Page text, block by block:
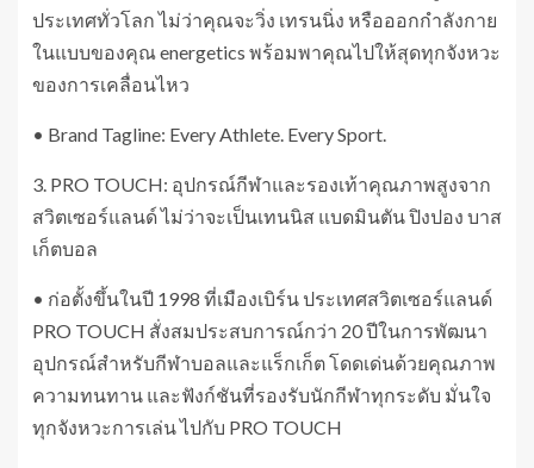
ประเทศทั่วโลก ไม่ว่าคุณจะวิ่ง เทรนนิ่ง หรือออกกำลังกาย
ในแบบของคุณ energetics พร้อมพาคุณไปให้สุดทุกจังหวะ
ของการเคลื่อนไหว
• Brand Tagline: Every Athlete. Every Sport.
3. PRO TOUCH: อุปกรณ์กีฬาและรองเท้าคุณภาพสูงจาก
สวิตเซอร์แลนด์ ไม่ว่าจะเป็นเทนนิส แบดมินตัน ปิงปอง บาส
เก็ตบอล
• ก่อตั้งขึ้นในปี 1998 ที่เมืองเบิร์น ประเทศสวิตเซอร์แลนด์
PRO TOUCH สั่งสมประสบการณ์กว่า 20 ปีในการพัฒนา
อุปกรณ์สำหรับกีฬาบอลและแร็กเก็ต โดดเด่นด้วยคุณภาพ
ความทนทาน และฟังก์ชันที่รองรับนักกีฬาทุกระดับ มั่นใจ
ทุกจังหวะการเล่น ไปกับ PRO TOUCH